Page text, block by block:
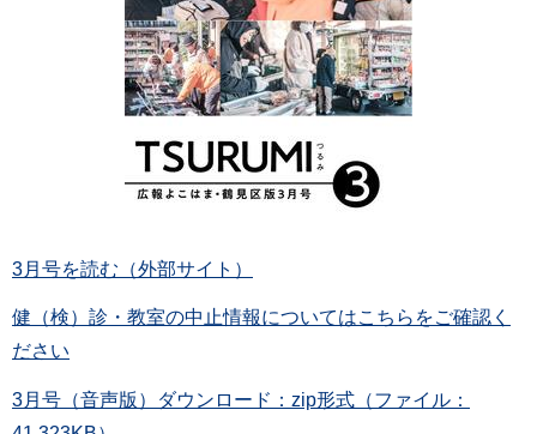
3月号を読む（外部サイト）
健（検）診・教室の中止情報についてはこちらをご確認く
ださい
3月号（音声版）ダウンロード：zip形式（ファイル：